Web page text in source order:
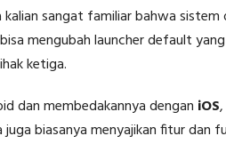
sangat familiar bahwa sistem
mengubah launcher default
ketiga.
dan membedakannya dengan iOS
biasanya menyajikan fitur dan